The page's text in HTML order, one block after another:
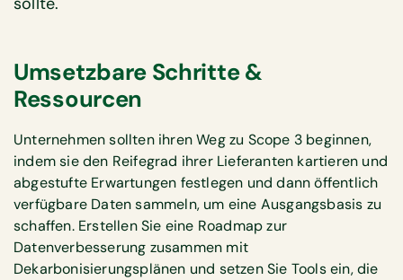
Umsetzbare Schritte &
Ressourcen
Unternehmen sollten ihren Weg zu Scope 3 beginnen,
indem sie den Reifegrad ihrer Lieferanten kartieren und
abgestufte Erwartungen festlegen und dann öffentlich
verfügbare Daten sammeln, um eine Ausgangsbasis zu
schaffen. Erstellen Sie eine Roadmap zur
Datenverbesserung zusammen mit
Dekarbonisierungsplänen und setzen Sie Tools ein, die